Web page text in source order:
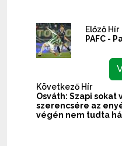
Előző Hír
PAFC -
Következő Hír
Osváth: Szapi sokat
szerencsére az
végén nem tudta